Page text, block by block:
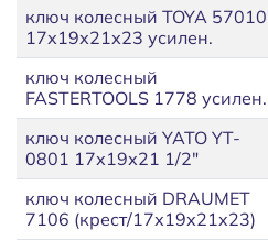
ключ колесный TOYA 57010
17х19х21х23 усилен.
ключ колесный
FASTERTOOLS 1778 усилен.
ключ колесный YATO YT-
0801 17х19х21 1/2"
ключ колесный DRAUMET
7106 (крест/17х19х21x23)